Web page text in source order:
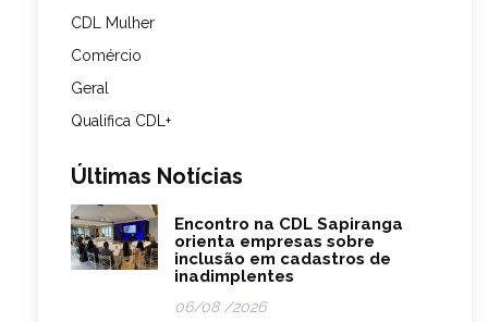
CDL Mulher
Comércio
Geral
Qualifica CDL+
Últimas Notícias
Encontro na CDL Sapiranga
orienta empresas sobre
inclusão em cadastros de
inadimplentes
06/08 /2026